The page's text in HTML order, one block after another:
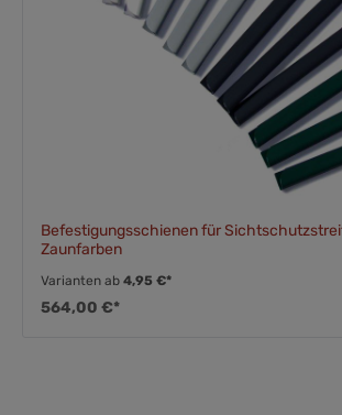
Befestigungsschienen für
Zaunfarben
Varianten ab 4,95 €*
564,00 €*